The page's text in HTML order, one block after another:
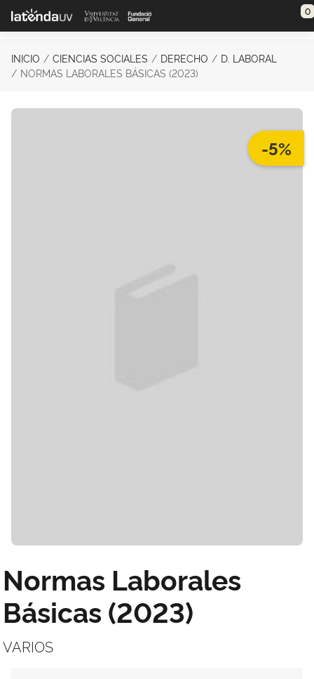
Saltar al contenido principal 0
INICIO CIENCIAS SOCIALES DERECHO
D. LABORAL
NORMAS LABORALES BÁSICAS (2023)
-5%
Normas Laborales
Básicas (2023)
VARIOS